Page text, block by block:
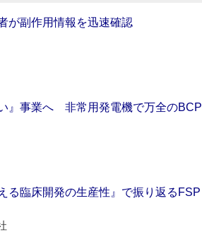
が副作用情報を迅速確認
』事業へ 非常用発電機で万全のBCP
る臨床開発の生産性』で振り返るFSP